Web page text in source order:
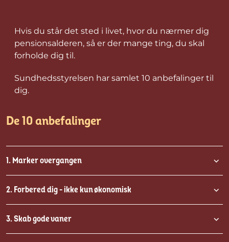
Hvis du står det sted i livet, hvor du nærmer dig
pensionsalderen, så er der mange ting, du skal
forholde dig til.
Sundhedsstyrelsen har samlet 10 anbefalinger til
dig.
De 10 anbefalinger
1. Marker overgangen
2. Forbered dig - ikke kun økonomisk
3. Skab gode vaner